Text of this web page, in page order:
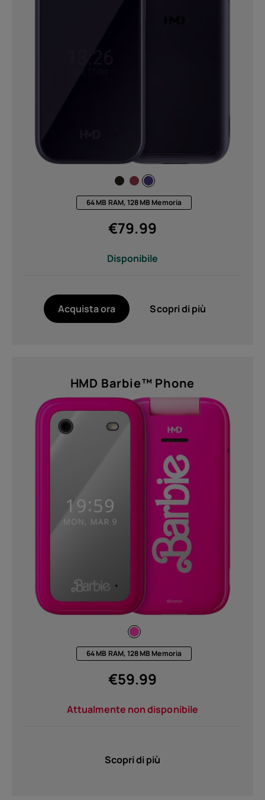
64 MB RAM, 128 MB Memoria
€79.99
Disponibile
Acquista ora Scopri di più
HMD Barbie™ Phone
64 MB RAM, 128 MB Memoria
€59.99
Attualmente non disponibile
Scopri di più